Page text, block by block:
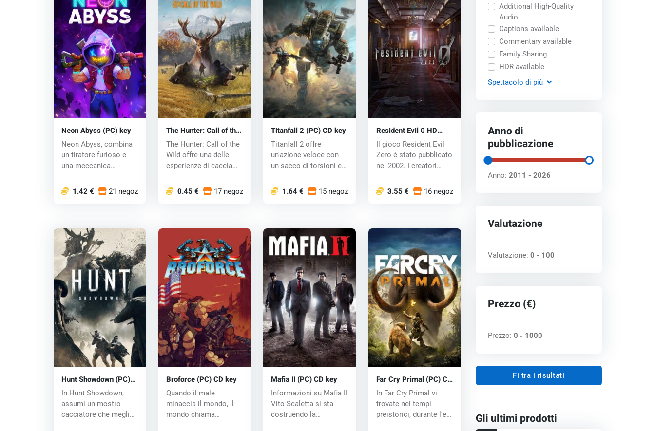
Neon Abyss (PC) key
Neon Abyss, combina
un tiratore furioso e
una meccanica
1.42 € 21 negozi
The Hunter: Call of the
Wild (PC) CD key
The Hunter: Call of the
Wild offre una delle
esperienze di caccia
0.45 € 17 negozi
Titanfall 2 (PC) CD key
Titanfall 2 offre
un'azione veloce con
un sacco di torsioni e
1.64 € 15 negozi
Resident Evil 0 HD
Remaster (PC) CD key
Il gioco Resident Evil
Zero è stato pubblicato
nel 2002. I creatori
3.55 € 16 negozi
Hunt Showdown (PC)
CD key
In Hunt Showdown,
assumi un mostro
cacciatore che meglio
Broforce (PC) CD key
Quando il male
minaccia il mondo, il
mondo chiama
Mafia II (PC) CD key
Informazioni su Mafia II
Vito Scaletta si sta
costruendo la
Far Cry Primal (PC) CD
key
In Far Cry Primal vi
trovate nei tempi
preistorici, durante l'era
Additional High-Quality
Audio
Captions available
Commentary available
Family Sharing
HDR available
Spettacolo di più
Anno di
pubblicazione
Anno:2011 - 2026
Valutazione
Valutazione:0 - 100
Prezzo (€)
Prezzo:0 - 1000
Filtra i risultati
Gli ultimi prodotti